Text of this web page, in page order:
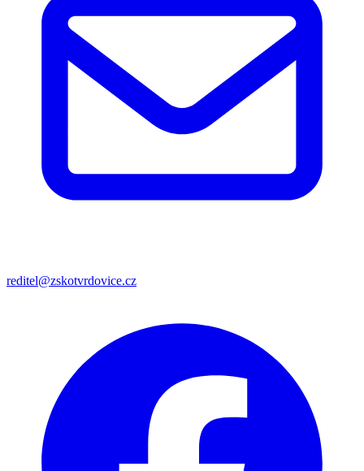
reditel@zskotvrdovice.cz